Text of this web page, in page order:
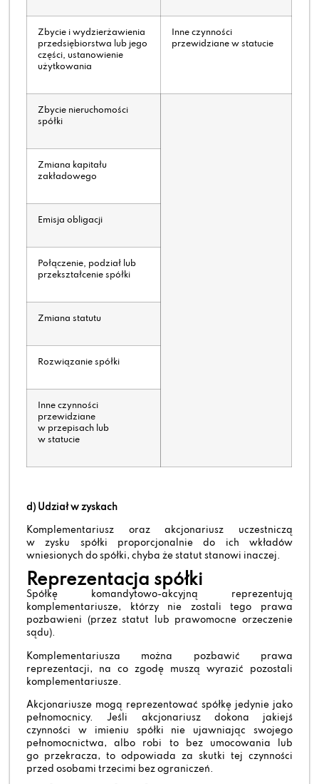
Zbycie i wydzierżawienia
przedsiębiorstwa lub jego
części, ustanowienie
użytkowania
Inne czynności
przewidziane w statucie
Zbycie nieruchomości
spółki
Zmiana kapitału
zakładowego
Emisja obligacji
Połączenie, podział lub
przekształcenie spółki
Zmiana statutu
Rozwiązanie spółki
Inne czynności
przewidziane
w przepisach lub
w statucie
d) Udział w zyskach
Komplementariusz oraz akcjonariusz uczestniczą
w zysku spółki proporcjonalnie do ich wkładów
wniesionych do spółki, chyba że statut stanowi inaczej.
Reprezentacja spółki
Spółkę komandytowo-akcyjną reprezentują
komplementariusze, którzy nie zostali tego prawa
pozbawieni (przez statut lub prawomocne orzeczenie
sądu).
Komplementariusza można pozbawić prawa
reprezentacji, na co zgodę muszą wyrazić pozostali
komplementariusze.
Akcjonariusze mogą reprezentować spółkę jedynie jako
pełnomocnicy. Jeśli akcjonariusz dokona jakiejś
czynności w imieniu spółki nie ujawniając swojego
pełnomocnictwa, albo robi to bez umocowania lub
go przekracza, to odpowiada za skutki tej czynności
przed osobami trzecimi bez ograniczeń.